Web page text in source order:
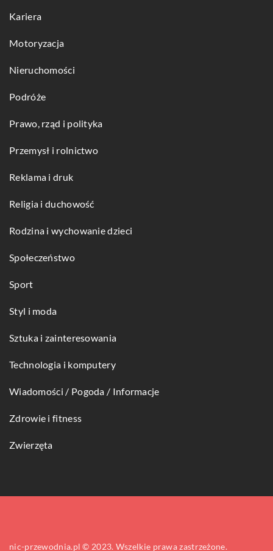
Kariera
Motoryzacja
Nieruchomości
Podróże
Prawo, rząd i polityka
Przemysł i rolnictwo
Reklama i druk
Religia i duchowość
Rodzina i wychowanie dzieci
Społeczeństwo
Sport
Styl i moda
Sztuka i zainteresowania
Technologia i komputery
Wiadomości / Pogoda / Informacje
Zdrowie i fitness
Zwierzęta
nic-przewodnia.pl © 2023. Wszelkie prawa zastrzeżone.